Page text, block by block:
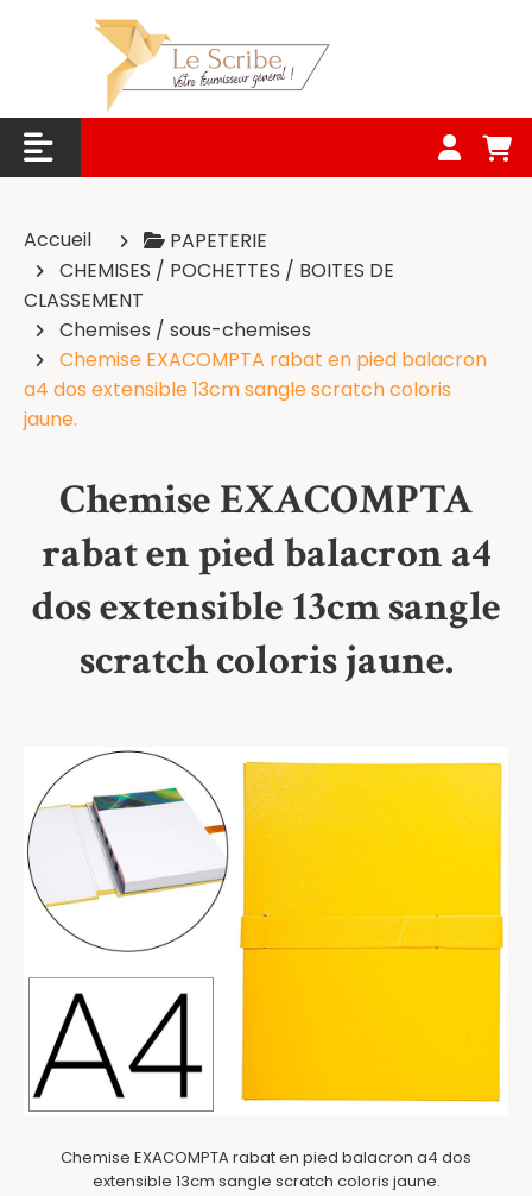
Accueil
PAPETERIE
CHEMISES / POCHETTES / BOITES DE
CLASSEMENT
Chemises / sous-chemises
Chemise EXACOMPTA rabat en pied balacron
a4 dos extensible 13cm sangle scratch coloris
jaune.
Chemise EXACOMPTA
rabat en pied balacron a4
dos extensible 13cm sangle
scratch coloris jaune.
Chemise EXACOMPTA rabat en pied balacron a4 dos
extensible 13cm sangle scratch coloris jaune.